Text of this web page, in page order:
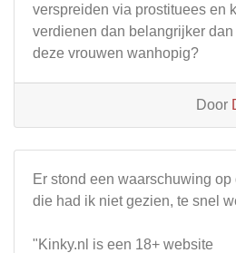
verspreiden via prostituees en
verdienen dan belangrijker
deze vrouwen wanhopig?
Door
Er stond een waarschuwing op
die had ik niet gezien, te snel
"Kinky.nl is een 18+ website